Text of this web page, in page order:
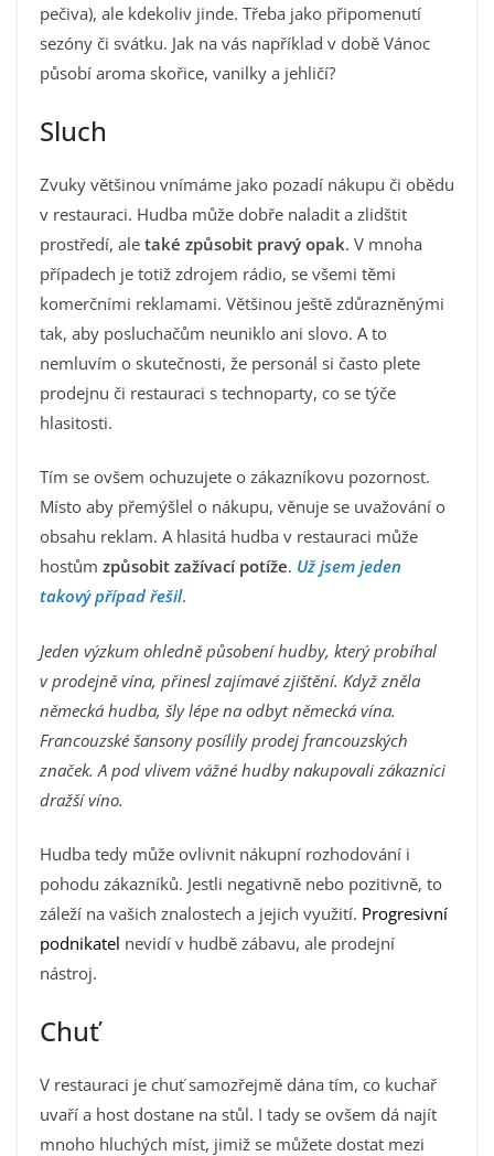
pečiva), ale kdekoliv jinde. Třeba jako připomenutí
sezóny či svátku. Jak na vás například v době Vánoc
působí aroma skořice, vanilky a jehličí?
Sluch
Zvuky většinou vnímáme jako pozadí nákupu či obědu
v restauraci. Hudba může dobře naladit a zlidštit
prostředí, ale také způsobit pravý opak. V mnoha
případech je totiž zdrojem rádio, se všemi těmi
komerčními reklamami. Většinou ještě zdůrazněnými
tak, aby posluchačům neuniklo ani slovo. A to
nemluvím o skutečnosti, že personál si často plete
prodejnu či restauraci s technoparty, co se týče
hlasitosti.
Tím se ovšem ochuzujete o zákazníkovu pozornost.
Místo aby přemýšlel o nákupu, věnuje se uvažování o
obsahu reklam. A hlasitá hudba v restauraci může
hostům způsobit zažívací potíže. Už jsem jeden
takový případ řešil.
Jeden výzkum ohledně působení hudby, který probíhal
v prodejně vína, přinesl zajímavé zjištění. Když zněla
německá hudba, šly lépe na odbyt německá vína.
Francouzské šansony posílily prodej francouzských
značek. A pod vlivem vážné hudby nakupovali zákazníci
dražší víno.
Hudba tedy může ovlivnit nákupní rozhodování i
pohodu zákazníků. Jestli negativně nebo pozitivně, to
záleží na vašich znalostech a jejich využití. Progresivní
podnikatel nevidí v hudbě zábavu, ale prodejní
nástroj.
Chuť
V restauraci je chuť samozřejmě dána tím, co kuchař
uvaří a host dostane na stůl. I tady se ovšem dá najít
mnoho hluchých míst, jimiž se můžete dostat mezi